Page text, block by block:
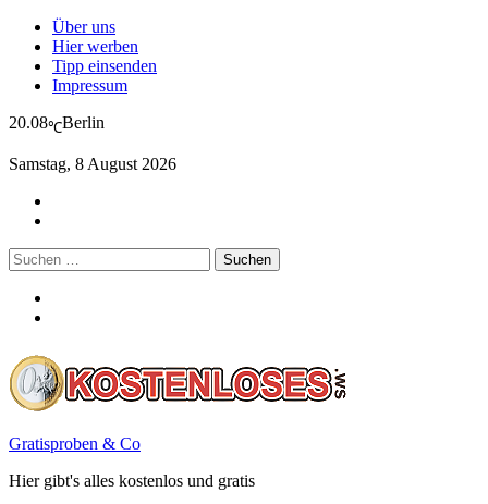
Über uns
Hier werben
Tipp einsenden
Impressum
20.08℃Berlin
Samstag, 8 August 2026
Suchen
nach:
Gratisproben & Co
Hier gibt's alles kostenlos und gratis